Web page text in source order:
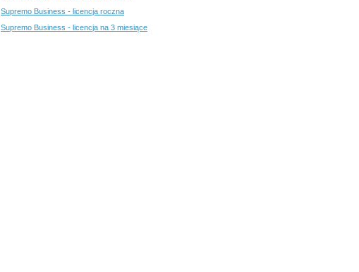
Supremo Business - licencja roczna
Supremo Business - licencja na 3 miesiące